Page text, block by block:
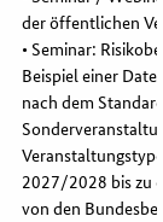
der öffentlichen
• Seminar:
Beispiel einer
nach dem
2027/2028 bis zu
von den